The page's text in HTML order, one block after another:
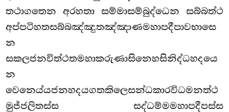
තථාගතෙන අරහතා සම්මාසම්බුද්ධෙන සබ්බත්ථ
අප්පටිහතසබ්බඤ්ඤුතඤ්ඤාණමහාපදීපාවභාසෙ
න
සකලජනවිත්ථතමහාකරුණාසිනෙහසිනිද්ධහදයෙ
න
වෙනෙය්යජනහදයගතකිලෙසන්ධකාරවිධමනත්ථ
මුජ්ජලිතස්ස සද්ධම්මමහාපදීපස්ස